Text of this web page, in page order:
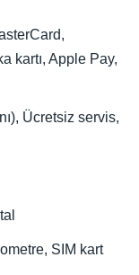
kartı, Apple Pay,
Ücretsiz servis,
SIM kart